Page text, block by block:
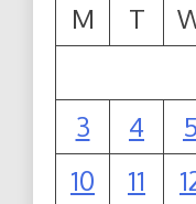
M
T
3
4 5
10
11